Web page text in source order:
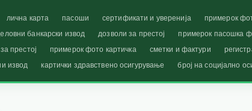
лична карта пасоши сертификати и уверенија примерок
банкарски извод дозволи за престој примерок пасошка
престој примерок фото картичка сметки и фактури
извод картички здравствено осигурување број на социјално